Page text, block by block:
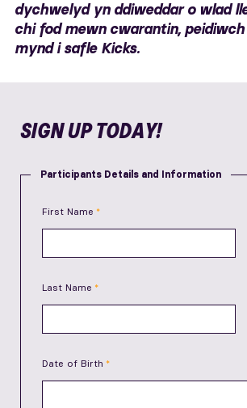
dychwelyd yn ddiweddar o wlad
chi fod mewn cwarantin,
mynd i safle Kicks.
SIGN UP TODAY!
Participants Details and Information
First Name
Last Name
Date of Birth